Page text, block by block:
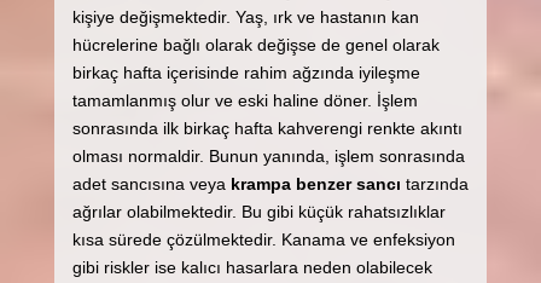
kişiye değişmektedir. Yaş, ırk ve hastanın kan
hücrelerine bağlı olarak değişse de genel olarak
birkaç hafta içerisinde rahim ağzında iyileşme
tamamlanmış olur ve eski haline döner. İşlem
sonrasında ilk birkaç hafta kahverengi renkte akıntı
olması normaldir. Bunun yanında, işlem sonrasında
adet sancısına veya krampa benzer sancı tarzında
ağrılar olabilmektedir. Bu gibi küçük rahatsızlıklar
kısa sürede çözülmektedir. Kanama ve enfeksiyon
gibi riskler ise kalıcı hasarlara neden olabilecek